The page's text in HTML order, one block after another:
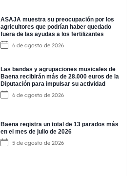
ASAJA muestra su preocupación por los
agricultores que podrían haber quedado
fuera de las ayudas a los fertilizantes
6 de agosto de 2026
Las bandas y agrupaciones musicales de
Baena recibirán más de 28.000 euros de la
Diputación para impulsar su actividad
6 de agosto de 2026
Baena registra un total de 13 parados más
en el mes de julio de 2026
5 de agosto de 2026